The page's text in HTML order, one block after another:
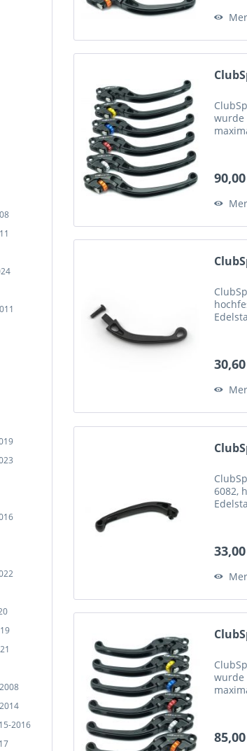
2016
wurde
6082,
wurde